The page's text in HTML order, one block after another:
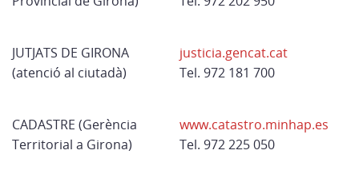
JUTJATS DE GIRONA
(atenció al ciutadà)
justicia.gencat.cat
Tel. 972 181 700
CADASTRE (Gerència
Territorial a Girona)
www.catastro.minhap.es
Tel. 972 225 050